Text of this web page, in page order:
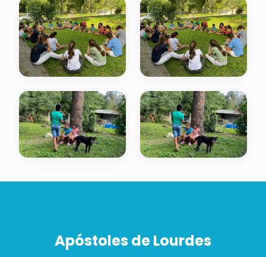
Apóstoles de Lourdes